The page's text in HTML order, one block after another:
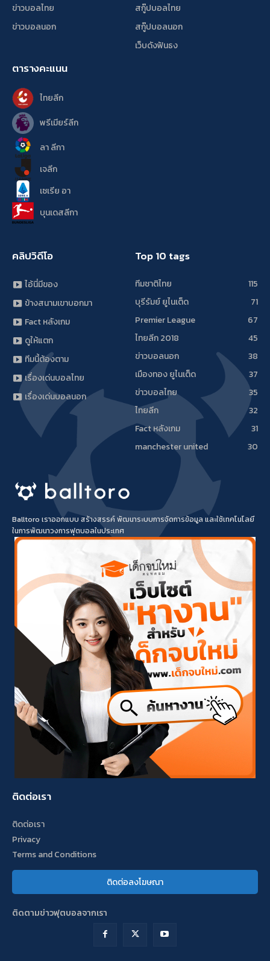
ข่าวบอลไทย
ข่าวบอลนอก
ตารางคะแนน
ไทยลีก
พรีเมียร์ลีก
ลา ลีกา
เจลีก
เซเรีย อา
บุนเดสลีกา
สกู๊ปบอลไทย
สกู๊ปบอลนอก
เว็บดังฟันธง
คลิปวิดีโอ
ไอ้นี่มีของ
ข้างสนามเขาบอกมา
Fact หลังเกม
ดูให้แตก
ทีมนี้ต้องตาม
เรื่องเด่นบอลไทย
เรื่องเด่นบอลนอก
Top 10 tags
ทีมชาติไทย
115
บุรีรัมย์ ยูไนเต็ด
71
Premier League
67
ไทยลีก 2018
45
ข่าวบอลนอก
38
เมืองทอง ยูไนเต็ด
37
ข่าวบอลไทย
35
ไทยลีก
32
Fact หลังเกม
31
manchester united
30
Balltoro เราออกแบบ สร้างสรรค์ พัฒนาระบบการจัดการข้อมูล และใช้เทคโนโลยี
ในการพัฒนาวงการฟุตบอลในประเทศ
ติดต่อเรา
ติดต่อเรา
Privacy
Terms and Conditions
ติดต่อลงโฆษณา
ติดตามข่าวฟุตบอลจากเรา